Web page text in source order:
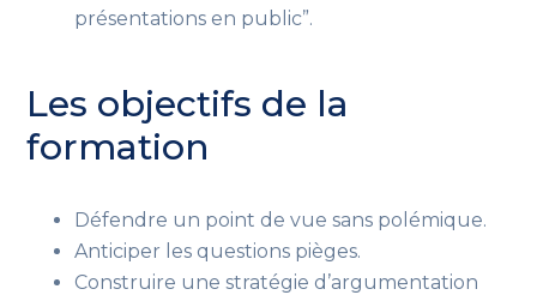
présentations en public”.
Les objectifs de la
formation
Défendre un point de vue sans polémique.
Anticiper les questions pièges.
Construire une stratégie d’argumentation